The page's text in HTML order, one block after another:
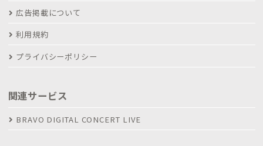
広告掲載について
利用規約
プライバシーポリシー
関連サービス
BRAVO DIGITAL CONCERT LIVE